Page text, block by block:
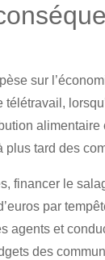
sur
tard des
financer le
par
agents et
des